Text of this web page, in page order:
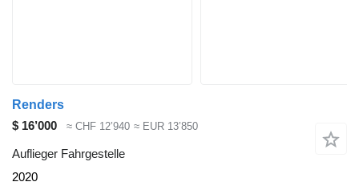
Renders
$ 16’000
≈ CHF 12’940 ≈ EUR 13’850
Auflieger Fahrgestelle
2020